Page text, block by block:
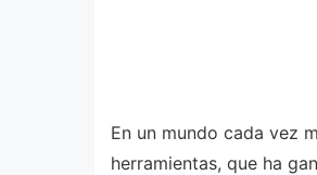
En un mundo cada vez
herramientas, que ha